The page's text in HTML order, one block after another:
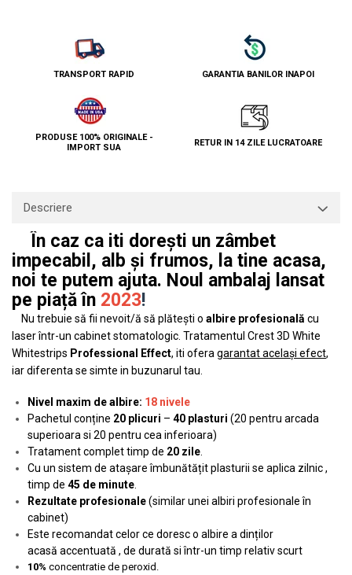
TRANSPORT RAPID GARANTIA BANILOR INAPOI
PRODUSE 100% ORIGINALE -
IMPORT SUA
RETUR IN 14 ZILE LUCRATOARE
Descriere
În caz ca iti dorești un zâmbet
impecabil, alb și frumos, la tine acasa,
noi te putem ajuta. Noul ambalaj lansat
pe piață în 2023!
Nu trebuie să fii nevoit/ă să plătești o albire profesională cu
laser într-un cabinet stomatologic. Tratamentul Crest 3D White
Whitestrips Professional Effect, iti ofera garantat același efect,
iar diferenta se simte in buzunarul tau.
Nivel maxim de albire: 18 nivele
Pachetul conține 20 plicuri – 40 plasturi (20 pentru arcada
superioara si 20 pentru cea inferioara)
Tratament complet timp de 20 zile
Cu un sistem de atașare îmbunătățit plasturii se aplica zilnic ,
timp de 45 de minute
Rezultate profesionale(similar unei albiri profesionale în
cabinet)
Este recomandat celor ce doresc o albire a dinților
acasă accentuată , de durată si într-un timp relativ scurt
10% concentratie de peroxid.